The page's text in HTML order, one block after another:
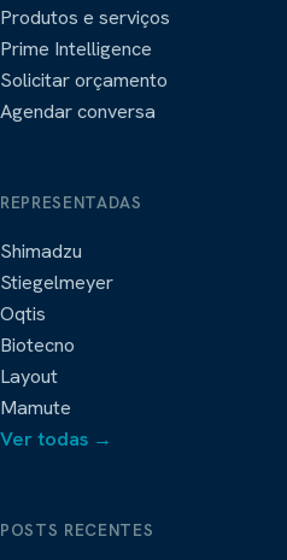
Produtos e serviços
Prime Intelligence
Solicitar orçamento
Agendar conversa
REPRESENTADAS
Shimadzu
Stiegelmeyer
Oqtis
Biotecno
Layout
Mamute
Ver todas →
POSTS RECENTES